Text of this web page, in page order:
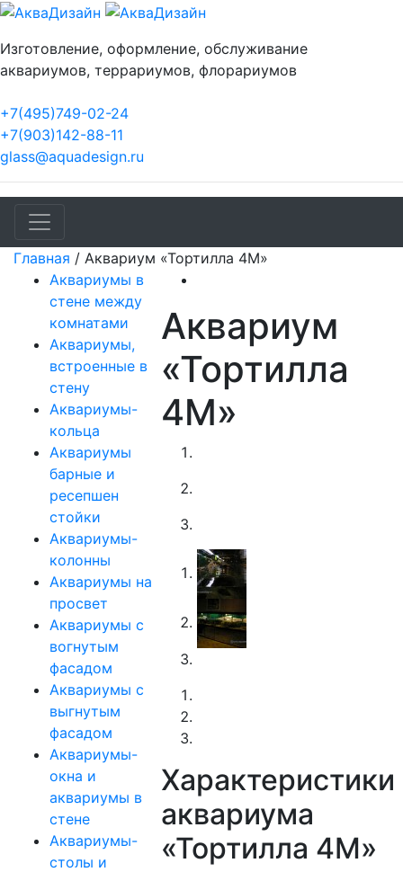
Изготовление, оформление, обслуживание
аквариумов, террариумов, флорариумов
+7(495)749-02-24
+7(903)142-88-11
glass@aquadesign.ru
Главная / Аквариум «Тортилла 4М»
Аквариумы в
стене между
комнатами
Аквариумы,
встроенные в
стену
Аквариумы-
кольца
Аквариумы
барные и
ресепшен
стойки
Аквариумы-
колонны
Аквариумы на
просвет
Аквариумы с
вогнутым
фасадом
Аквариумы с
выгнутым
фасадом
Аквариумы-
окна и
аквариумы в
стене
Аквариумы-
столы и
Аквариум
«Тортилла
4М»
Характеристики
аквариума
«Тортилла 4М»